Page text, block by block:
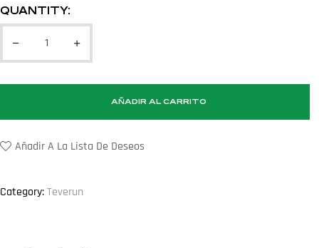
QUANTITY:
AÑADIR AL CARRITO
Añadir A La Lista De Deseos
Category:Teverun